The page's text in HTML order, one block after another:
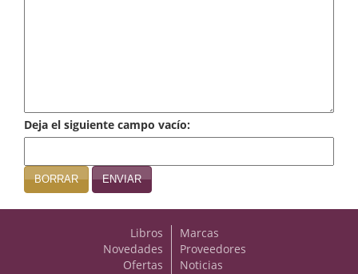
Mafia y espionaje
Matemáticas
Medicina
Deja el siguiente campo vacío:
BORRAR ENVIAR
Libros
Novedades
Ofertas
Marcas
Proveedores
Noticias